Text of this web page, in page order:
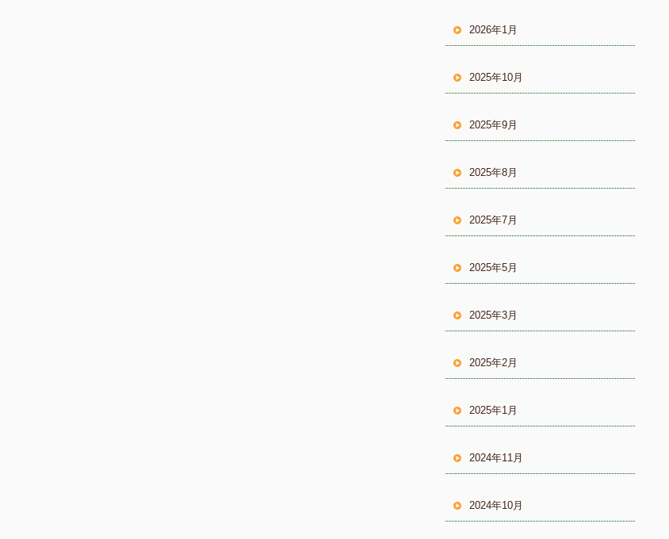
2026年1月
2025年10月
2025年9月
2025年8月
2025年7月
2025年5月
2025年3月
2025年2月
2025年1月
2024年11月
2024年10月